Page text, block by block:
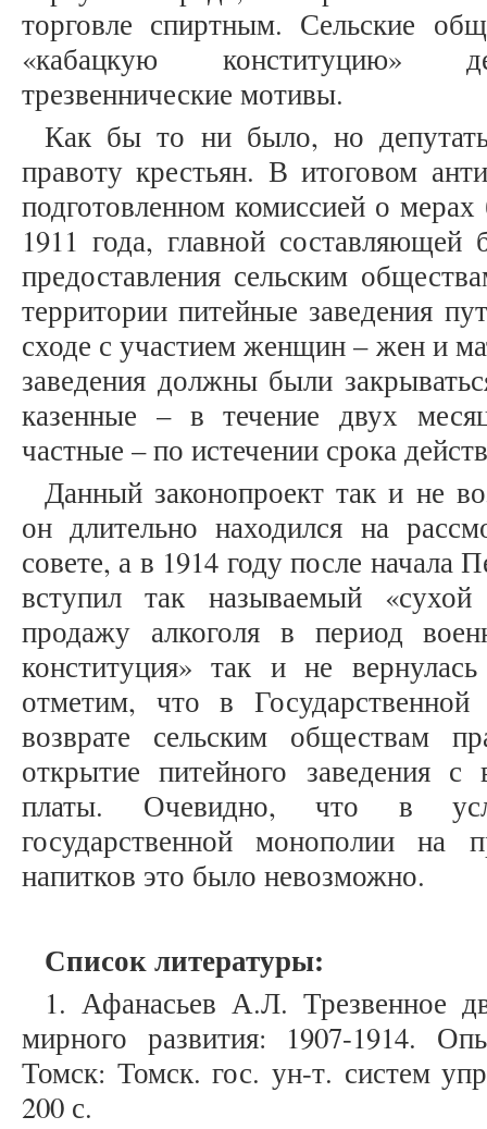
торговле спиртным. Сельские
«кабацкую конституцию»
трезвеннические мотивы.
Как бы то ни было, но
правоту крестьян. В итоговом
подготовленном комиссией о
1911 года, главной
предоставления сельским
территории питейные заведения
сходе с участием женщин – жен и
заведения должны были
казенные – в течение двух
частные – по истечении срока
Данный законопроект так и не
он длительно находился на
совете, а в 1914 году после
вступил так называемый
продажу алкоголя в период
конституция» так и не
отметим, что в
возврате сельским обществам
открытие питейного заведения
платы. Очевидно, что в
государственной монополии на
напитков это было невозможно.
Список литературы:
1. Афанасьев А.Л. Трезвенное
мирного развития: 1907-1914.
Томск: Томск. гос. ун-т. систем
200 с.